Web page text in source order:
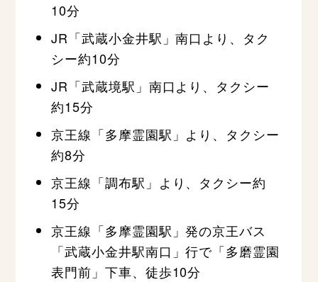
10分
JR「武蔵小金井駅」南口より、タク
シー約10分
JR「武蔵境駅」南口より、タクシー
約15分
京王線「多摩霊園駅」より、タクシー
約8分
京王線「調布駅」より、タクシー約
15分
京王線「多摩霊園駅」発の京王バス
「武蔵小金井駅南口」行で「多磨霊園
表門前」下車、徒歩10分